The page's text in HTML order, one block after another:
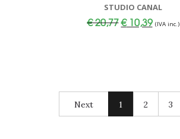
STUDIO CANAL
€20,77Il
prezzo
€10,39Il
prezzo
(IVA inc.)
Next 1 2 3